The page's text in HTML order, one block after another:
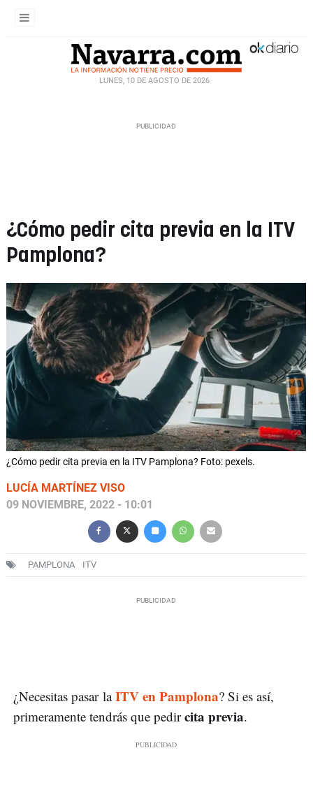
LUNES, 10 DE AGOSTO DE 2026
¿Cómo pedir cita previa en la ITV
Pamplona?
¿Cómo pedir cita previa en la ITV Pamplona? Foto: pexels.
LUCÍA MARTÍNEZ VISO
09 NOVIEMBRE, 2022 - 10:01
PAMPLONA ITV
¿Necesitas pasar laITV en Pamplona? Si es así,
primeramente tendrás que pedircita previa.